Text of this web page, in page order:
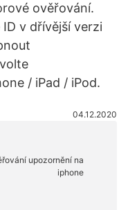
ověřování.
v dřívější verzi
/ iPad / iPod.
04.12.2020